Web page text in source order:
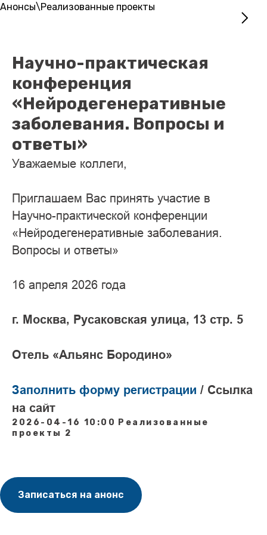
Анонсы\Реализованные проекты
Научно-практическая
конференция
«Нейродегенеративные
заболевания. Вопросы и
ответы»
Уважаемые коллеги,
Приглашаем Вас принять участие в
Научно-практической конференции
«Нейродегенеративные заболевания.
Вопросы и ответы»
16 апреля 2026 года
г. Москва, Русаковская улица, 13 стр. 5
Отель «Альянс Бородино»
Заполнить форму регистрации / Ссылка
на сайт
2026-04-16 10:00 Реализованные
проекты 2
Записаться на анонс